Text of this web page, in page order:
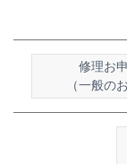
修理お
（一般の